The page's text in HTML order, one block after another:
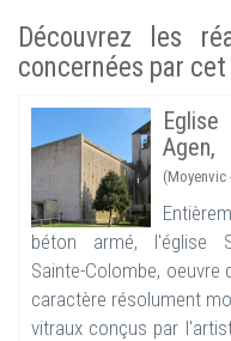
Découvrez les
concernées par
(Moyenvic
béton armé, l'église
Sainte-Colombe, oeuvre
caractère résolument
vitraux conçus par